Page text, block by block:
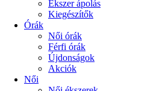
Ékszer ápolás
Kiegészítők
Órák
Női órák
Férfi órák
Újdonságok
Akciók
Női